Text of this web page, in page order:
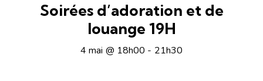
Soirées d’adoration et de
louange 19H
4 mai @ 18h00 - 21h30